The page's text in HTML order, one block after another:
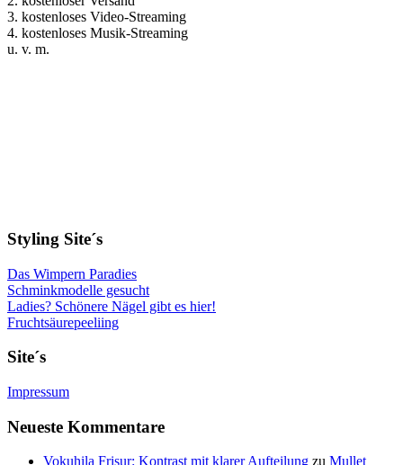
3. kostenloses Video-Streaming
4. kostenloses Musik-Streaming
u. v. m.
Styling Site´s
Das Wimpern Paradies
Schminkmodelle gesucht
Ladies? Schönere Nägel gibt es hier!
Fruchtsäurepeeliing
Site´s
Impressum
Neueste Kommentare
Vokuhila Frisur: Kontrast mit klarer Aufteilung zu Mullet